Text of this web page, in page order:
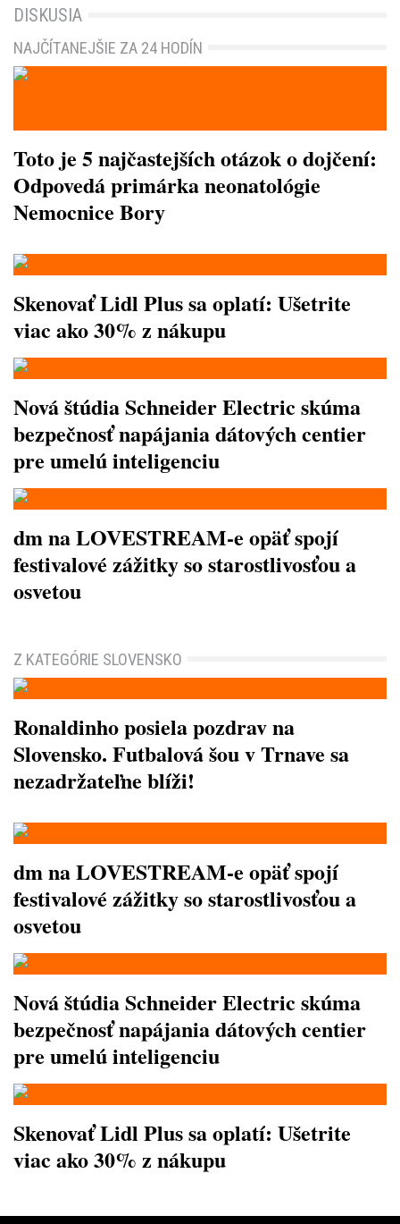
DISKUSIA
NAJČÍTANEJŠIE ZA 24 HODÍN
Toto je 5 najčastejších otázok o dojčení:
Odpovedá primárka neonatológie
Nemocnice Bory
Skenovať Lidl Plus sa oplatí: Ušetrite
viac ako 30% z nákupu
Nová štúdia Schneider Electric skúma
bezpečnosť napájania dátových centier
pre umelú inteligenciu
dm na LOVESTREAM-e opäť spojí
festivalové zážitky so starostlivosťou a
osvetou
Z KATEGÓRIE SLOVENSKO
Ronaldinho posiela pozdrav na
Slovensko. Futbalová šou v Trnave sa
nezadržateľne blíži!
dm na LOVESTREAM-e opäť spojí
festivalové zážitky so starostlivosťou a
osvetou
Nová štúdia Schneider Electric skúma
bezpečnosť napájania dátových centier
pre umelú inteligenciu
Skenovať Lidl Plus sa oplatí: Ušetrite
viac ako 30% z nákupu